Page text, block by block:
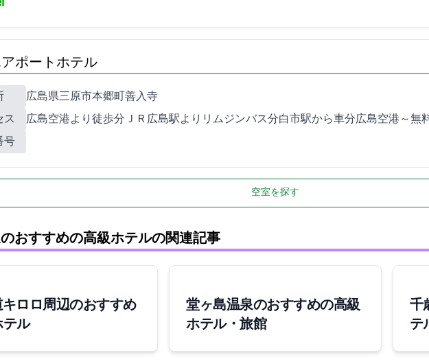
ポートホテル
広島県三原市本郷町善入寺64-25
ス
広島空港より徒歩5分/ＪＲ広島駅よりリムジンバス48分/JR白市駅から車14分/広島空港～
号
空室を探す
おすすめの高級ホテルの関連記事
]キロロ周辺のおすすめ
テル
堂ヶ島温泉のおすすめの高級
ホテル・旅館
千
テ